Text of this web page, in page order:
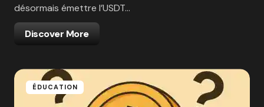
désormais émettre l’USDT…
Discover More
ÉDUCATION